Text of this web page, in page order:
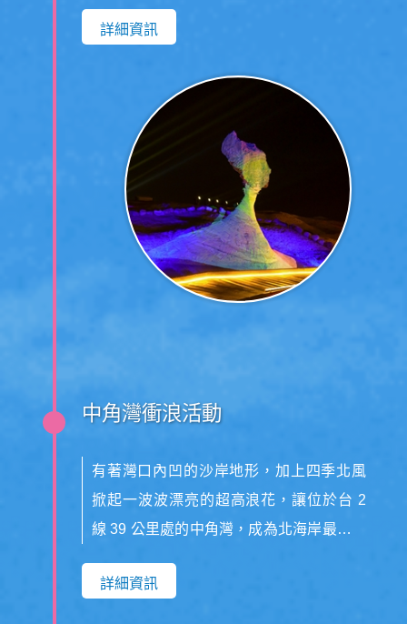
個別蕈石特殊光影呈現，與光影主題以多
機會感受海天一色的夜景、感受夜晚海
邊，晚風習來，石光爍爍，令人終身難忘
的體驗。
詳細資訊
中角灣衝浪活動
有著灣口內凹的沙岸地形，加上四季北風
掀起一波波漂亮的超高浪花，讓位於台 2
線 39 公里處的中角灣，成為北海岸最知名
假日總是聚集許多衝浪客，在海面上乘風
詳細資訊